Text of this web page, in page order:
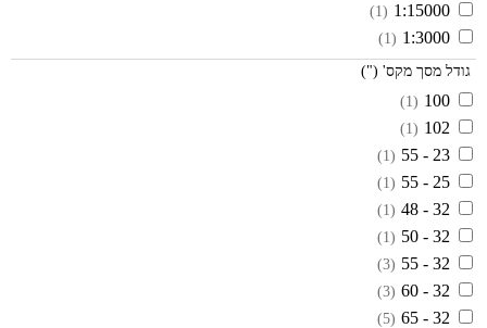
1:15000
(1)
1:3000
(1)
גודל מסך מקס' (")
100
(1)
102
(1)
23 - 55
(1)
25 - 55
(1)
32 - 48
(1)
32 - 50
(1)
32 - 55
(3)
32 - 60
(3)
32 - 65
(5)